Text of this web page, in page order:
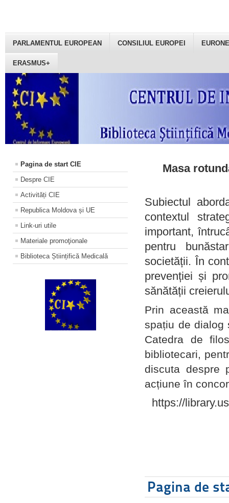
PARLAMENTUL EUROPEAN CONSILIUL EUROPEI
ERASMUS+
Pagina de start CIE
Despre CIE
Activități CIE
Republica Moldova și UE
Link-uri utile
Materiale promoţionale
Biblioteca Științifică Medicală
Masa
Subiectul
contextul
important,
pentru
societății. În
prevenției și
sănătății
Prin această
spațiu de dialog
Catedra de
bibliotecari,
discuta despre
acțiune în
https://
Pagina de